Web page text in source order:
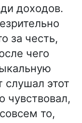
доходов.
за честь,
чего
слушал этот
чувствовал,
то,